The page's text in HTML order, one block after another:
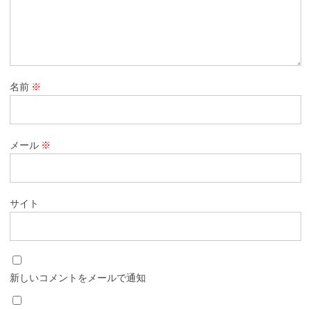
名前 ※
メール ※
サイト
新しいコメントをメールで通知